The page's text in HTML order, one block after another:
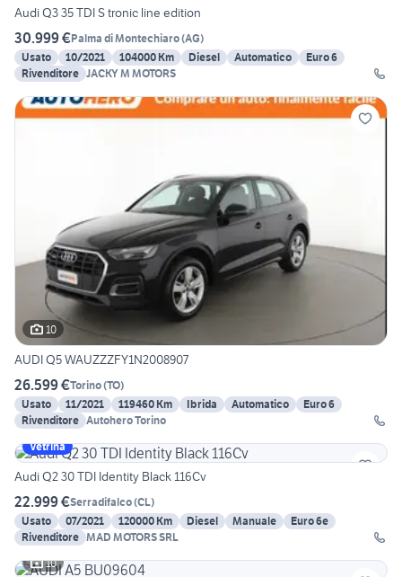
Audi Q3 35 TDI S tronic line edition
30.999 €Palma di Montechiaro(AG)
Usato
10/2021 104000 Km Diesel Automatico
Euro 6
Rivenditore JACKY M MOTORS
10
AUDI Q5 WAUZZZFY1N2008907
26.599 €Torino(TO)
Usato
11/2021 119460 Km Ibrida Automatico
Euro 6
Rivenditore Autohero Torino
Vetrina
Audi Q2 30 TDI Identity Black 116Cv
22.999 €Serradifalco(CL)
Usato
07/2021 120000 Km Diesel Manuale
Euro 6e
Rivenditore MAD MOTORS SRL
10